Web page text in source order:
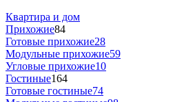
Квартира и дом
Прихожие84
Готовые прихожие28
Модульные прихожие59
Угловые прихожие10
Гостиные164
Готовые гостиные74